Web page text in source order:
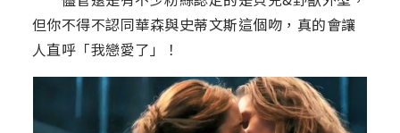
但你不得不認同華森與史蒂文斯這個吻，真的會讓
人直呼「我戀愛了」！